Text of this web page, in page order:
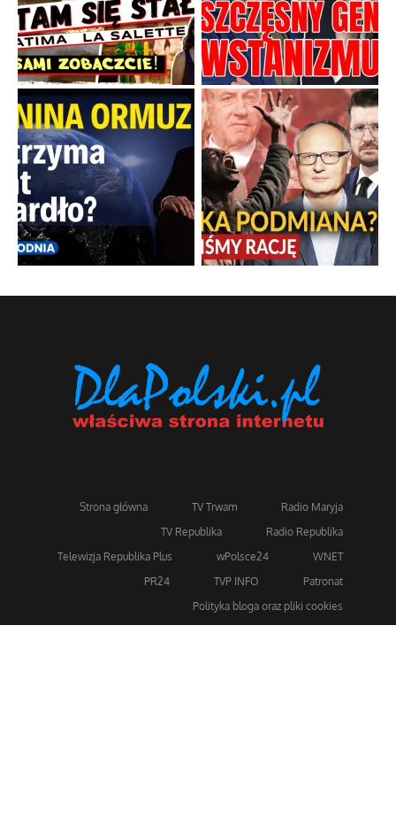
Strona główna TV Trwam
Radio Maryja
TV Republika
Radio Republika
Telewizja Republika Plus
wPolsce24
WNET
PR24
TVP INFO
Patronat
Polityka bloga oraz pliki cookies